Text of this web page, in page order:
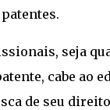
seja
cabe ao
de seu